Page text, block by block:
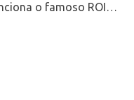
o famoso ROI…